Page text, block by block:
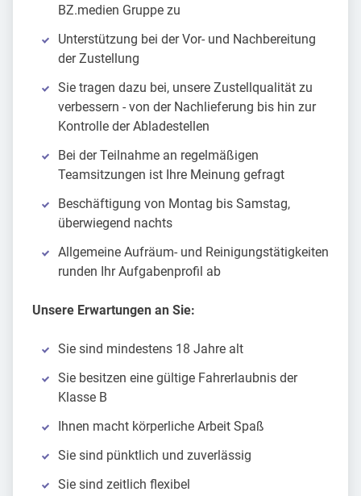
BZ.medien Gruppe zu
Unterstützung bei der Vor- und Nachbereitung
der Zustellung
Sie tragen dazu bei, unsere Zustellqualität zu
verbessern - von der Nachlieferung bis hin zur
Kontrolle der Abladestellen
Bei der Teilnahme an regelmäßigen
Teamsitzungen ist Ihre Meinung gefragt
Beschäftigung von Montag bis Samstag,
überwiegend nachts
Allgemeine Aufräum- und Reinigungstätigkeiten
runden Ihr Aufgabenprofil ab
Unsere Erwartungen an Sie:
Sie sind mindestens 18 Jahre alt
Sie besitzen eine gültige Fahrerlaubnis der
Klasse B
Ihnen macht körperliche Arbeit Spaß
Sie sind pünktlich und zuverlässig
Sie sind zeitlich flexibel